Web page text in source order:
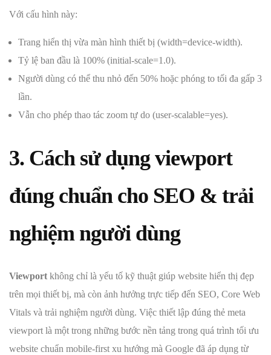
Với cấu hình này:
Trang hiển thị vừa màn hình thiết bị (width=device-width).
Tỷ lệ ban đầu là 100% (initial-scale=1.0).
Người dùng có thể thu nhỏ đến 50% hoặc phóng to tối đa gấp 3
lần.
Vẫn cho phép thao tác zoom tự do (user-scalable=yes).
3. Cách sử dụng viewport
đúng chuẩn cho SEO & trải
nghiệm người dùng
Viewport không chỉ là yếu tố kỹ thuật giúp website hiển thị đẹp
trên mọi thiết bị, mà còn ảnh hưởng trực tiếp đến SEO, Core Web
Vitals và trải nghiệm người dùng. Việc thiết lập đúng thẻ meta
viewport là một trong những bước nền tảng trong quá trình tối ưu
website chuẩn mobile-first xu hướng mà Google đã áp dụng từ